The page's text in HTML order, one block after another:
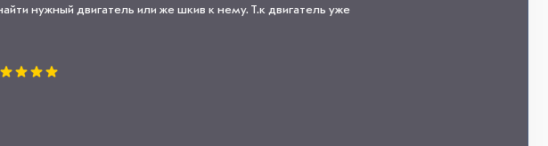
нужный двигатель или же шкив к нему. Т.к двигатель уже